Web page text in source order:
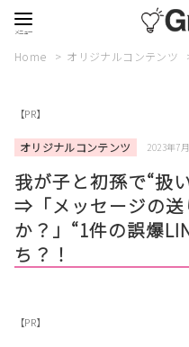
Home オリジナルコンテンツ
【PR】
オリジナルコンテンツ 2023年7
我が子と初孫で“扱
⇒「メッセージの送
か？」“1件の誤爆
ち？！
【PR】